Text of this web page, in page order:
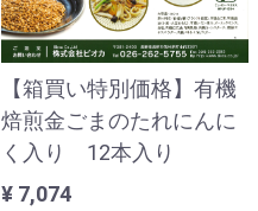
【箱買い特別価格】有機
焙煎金ごまのたれにんに
く入り 12本入り
¥ 7,074